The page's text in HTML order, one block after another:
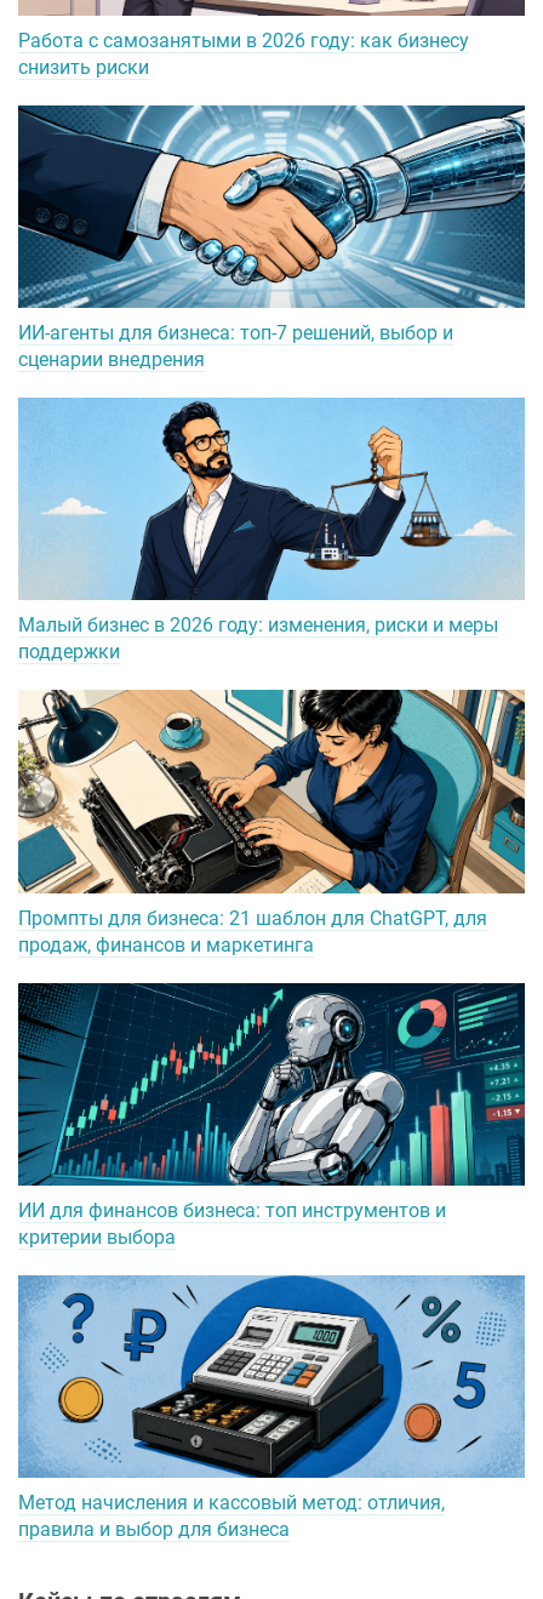
Работа с самозанятыми в 2026 году: как бизнесу
снизить риски
ИИ-агенты для бизнеса: топ-7 решений, выбор и
сценарии внедрения
Малый бизнес в 2026 году: изменения, риски и меры
поддержки
Промпты для бизнеса: 21 шаблон для ChatGPT, для
продаж, финансов и маркетинга
ИИ для финансов бизнеса: топ инструментов и
критерии выбора
Метод начисления и кассовый метод: отличия,
правила и выбор для бизнеса